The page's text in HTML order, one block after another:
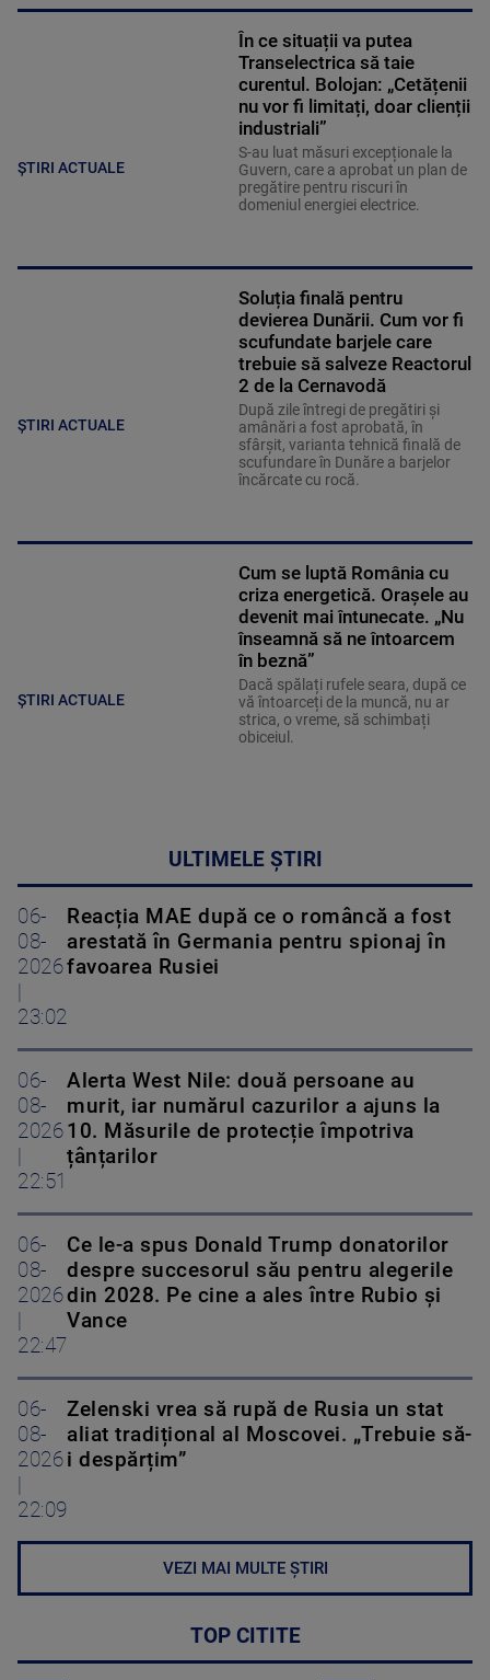
ȘTIRI ACTUALE
În ce situații va putea
Transelectrica să taie
curentul. Bolojan: „Cetățenii
nu vor fi limitați, doar clienții
industriali”
S-au luat măsuri excepționale la
Guvern, care a aprobat un plan de
pregătire pentru riscuri în
domeniul energiei electrice.
ȘTIRI ACTUALE
Soluția finală pentru
devierea Dunării. Cum vor fi
scufundate barjele care
trebuie să salveze Reactorul
2 de la Cernavodă
După zile întregi de pregătiri și
amânări a fost aprobată, în
sfârșit, varianta tehnică finală de
scufundare în Dunăre a barjelor
încărcate cu rocă.
ȘTIRI ACTUALE
Cum se luptă România cu
criza energetică. Orașele au
devenit mai întunecate. „Nu
înseamnă să ne întoarcem
în beznă”
Dacă spălați rufele seara, după ce
vă întoarceți de la muncă, nu ar
strica, o vreme, să schimbați
obiceiul.
ULTIMELE ȘTIRI
06-
08-
2026
23:02
Reacția MAE după ce o româncă a fost
arestată în Germania pentru spionaj în
favoarea Rusiei
06-
08-
2026
22:51
Alerta West Nile: două persoane au
murit, iar numărul cazurilor a ajuns la
10. Măsurile de protecție împotriva
țânțarilor
06-
08-
2026
22:47
Ce le-a spus Donald Trump donatorilor
despre succesorul său pentru alegerile
din 2028. Pe cine a ales între Rubio și
Vance
06-
08-
2026
22:09
Zelenski vrea să rupă de Rusia un stat
aliat tradițional al Moscovei. „Trebuie să-
i despărțim”
VEZI MAI MULTE ȘTIRI
TOP CITITE